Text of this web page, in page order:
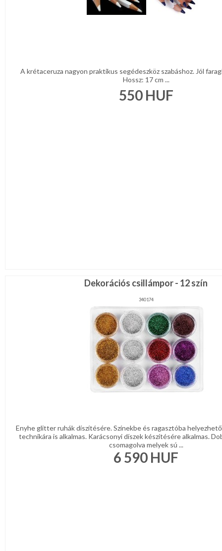
A krétaceruza nagyon praktikus segédeszköz szabáshoz. Jól
Hossz: 17 cm ...
550HUF
Dekorációs csillámpor - 12 szín
340174
Enyhe glitter ruhák díszítésére. Színekbe és ragasztóba
technikára is alkalmas. Karácsonyi díszek készítésére alkalmas.
csomagolva melyek sú ...
6 590 HUF